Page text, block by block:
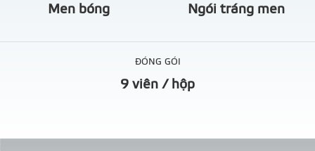
Men bóng Ngói tráng men
ĐÓNG GÓI
9 viên / hộp